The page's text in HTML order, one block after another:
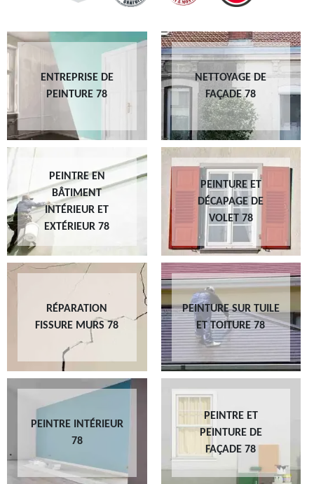
ENTREPRISE DE
PEINTURE 78
NETTOYAGE DE
FAÇADE 78
PEINTRE EN
BÂTIMENT
INTÉRIEUR ET
EXTÉRIEUR 78
PEINTURE ET
DÉCAPAGE DE
VOLET 78
RÉPARATION
FISSURE MURS 78
PEINTURE SUR TUILE
ET TOITURE 78
PEINTRE INTÉRIEUR
78
PEINTRE ET
PEINTURE DE
FAÇADE 78